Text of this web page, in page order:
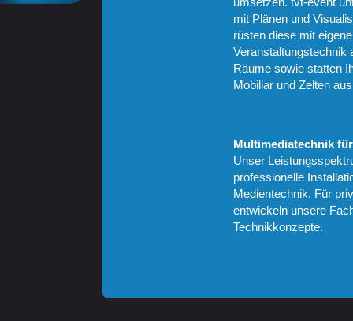
mit Plänen und
rüsten diese mit
Veranstaltungstechnik
Räume sowie statten
Mobiliar und Zelten
Multimediatechnik
Unser
professionelle
Medientechnik. Für
entwickeln unsere
Technikkonzepte.